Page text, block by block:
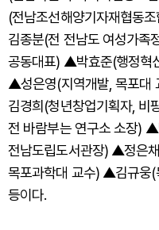
(전남조선해양기자재협동
김종분(전 전남도 여성가족
공동대표) ▲박효준(행정혁
▲성은영(지역개발, 목포대
김경희(청년창업기획자, 비
전 바람부는 연구소 소장)
전남도립도서관장) ▲정은
목포과학대 교수) ▲김규웅
등이다.